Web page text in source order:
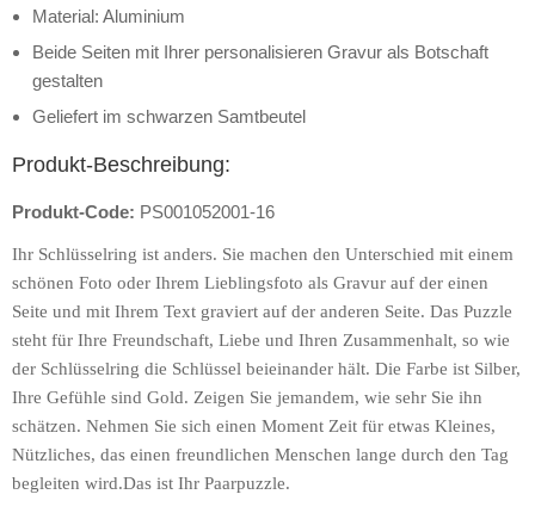
Material: Aluminium
Beide Seiten mit Ihrer personalisieren Gravur als Botschaft
gestalten
Geliefert im schwarzen Samtbeutel
Produkt-Beschreibung:
Produkt-Code: PS001052001-16
Ihr Schlüsselring ist anders. Sie machen den Unterschied mit einem
schönen Foto oder Ihrem Lieblingsfoto als Gravur auf der einen
Seite und mit Ihrem Text graviert auf der anderen Seite. Das Puzzle
steht für Ihre Freundschaft, Liebe und Ihren Zusammenhalt, so wie
der Schlüsselring die Schlüssel beieinander hält. Die Farbe ist Silber,
Ihre Gefühle sind Gold. Zeigen Sie jemandem, wie sehr Sie ihn
schätzen. Nehmen Sie sich einen Moment Zeit für etwas Kleines,
Nützliches, das einen freundlichen Menschen lange durch den Tag
begleiten wird.Das ist Ihr Paarpuzzle.